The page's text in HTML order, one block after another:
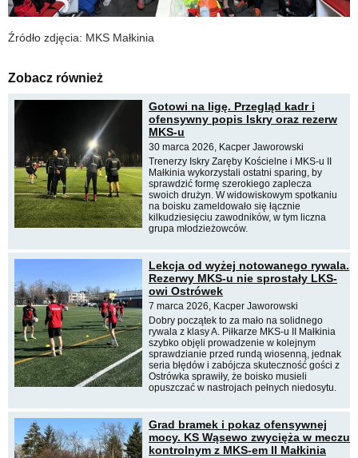
Źródło zdjęcia: MKS Małkinia
Zobacz również
Gotowi na ligę. Przegląd kadr i
ofensywny popis Iskry oraz rezerw
MKS-u
30 marca 2026, Kacper Jaworowski
Trenerzy Iskry Zaręby Kościelne i MKS-u II
Małkinia wykorzystali ostatni sparing, by
sprawdzić formę szerokiego zaplecza
swoich drużyn. W widowiskowym spotkaniu
na boisku zameldowało się łącznie
kilkudziesięciu zawodników, w tym liczna
grupa młodzieżowców.
Lekcja od wyżej notowanego rywala.
Rezerwy MKS-u nie sprostały LKS-
owi Ostrówek
7 marca 2026, Kacper Jaworowski
Dobry początek to za mało na solidnego
rywala z klasy A. Piłkarze MKS-u II Małkinia
szybko objęli prowadzenie w kolejnym
sprawdzianie przed rundą wiosenną, jednak
seria błędów i zabójcza skuteczność gości z
Ostrówka sprawiły, że boisko musieli
opuszczać w nastrojach pełnych niedosytu.
Grad bramek i pokaz ofensywnej
mocy. KS Wąsewo zwycięża w meczu
kontrolnym z MKS-em II Małkinia